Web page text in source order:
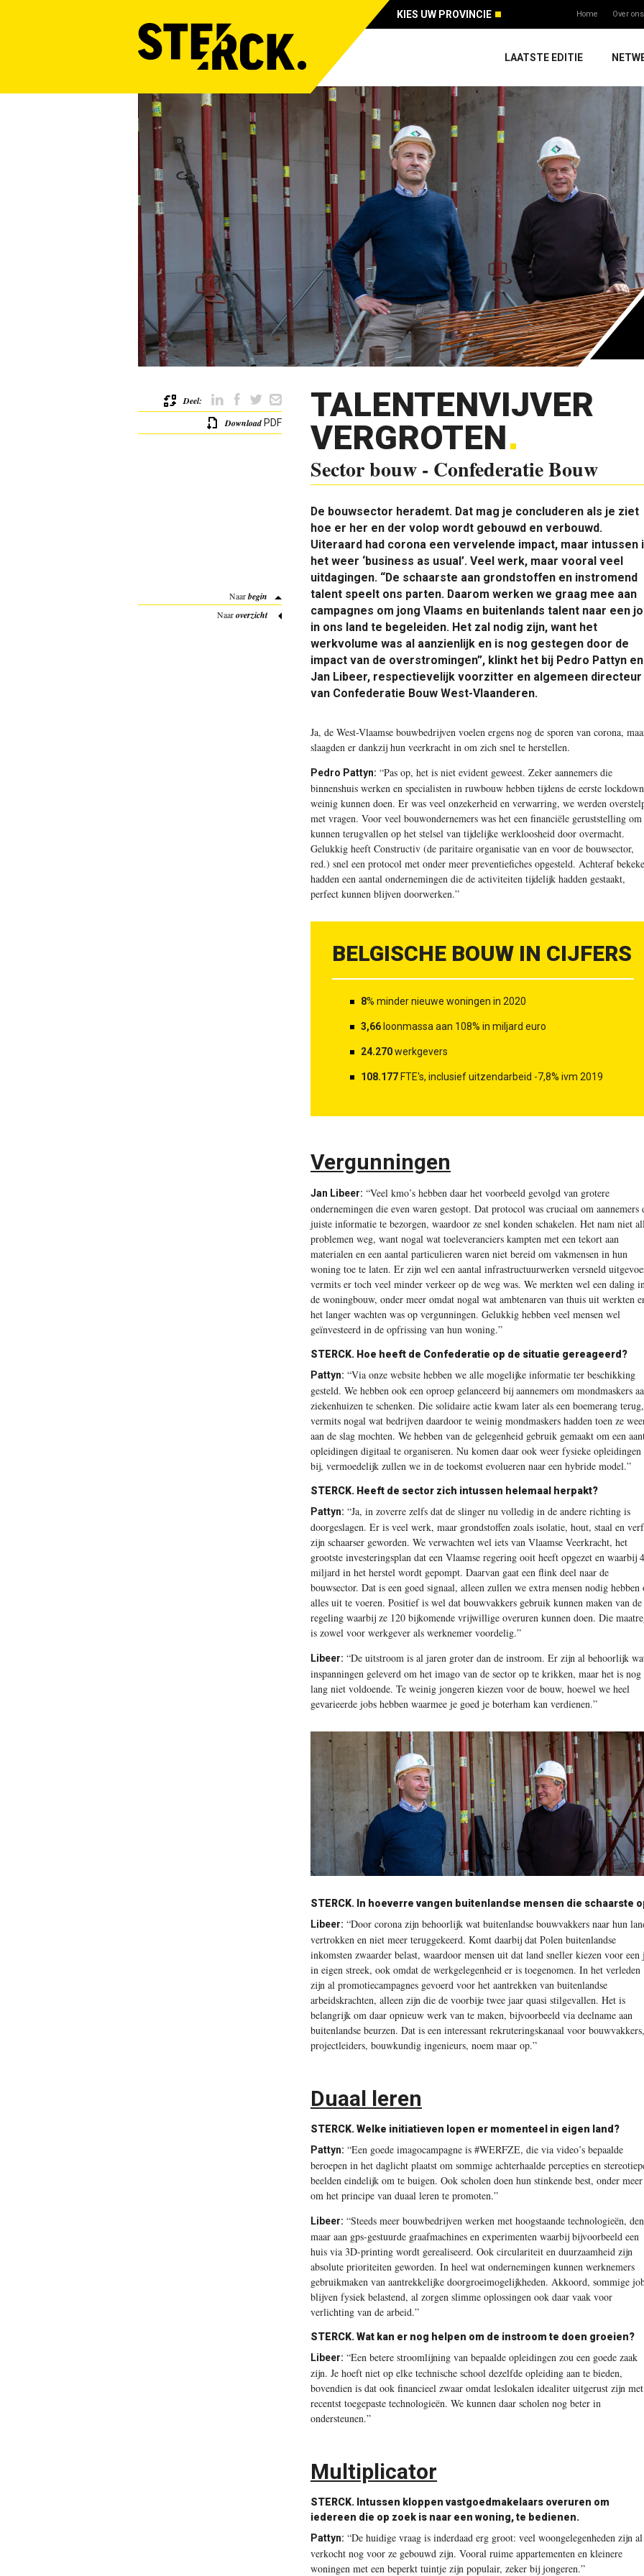
KIES UW PROVINCIE Home Over ons
LAATSTE EDITIE
TALENTENVIJVER
VERGROTEN
Sector bouw - Confederatie Bouw
De bouwsector herademt. Dat mag je concluderen als je ziet
hoe er her en der volop wordt gebouwd en verbouwd.
Uiteraard had corona een vervelende impact, maar intussen
het weer ‘business as usual’. Veel werk, maar vooral veel
uitdagingen. “De schaarste aan grondstoffen en instromend
talent speelt ons parten. Daarom werken we graag mee aan
campagnes om jong Vlaams en buitenlands talent naar een
in ons land te begeleiden. Het zal nodig zijn, want het
werkvolume was al aanzienlijk en is nog gestegen door de
impact van de overstromingen”, klinkt het bij Pedro Pattyn en
Jan Libeer, respectievelijk voorzitter en algemeen directeur
van Confederatie Bouw West-Vlaanderen.
Ja, de West-Vlaamse bouwbedrijven voelen ergens nog de sporen van corona,
slaagden er dankzij hun veerkracht in om zich snel te herstellen.
Pedro Pattyn: “Pas op, het is niet evident geweest. Zeker aannemers die
binnenshuis werken en specialisten in ruwbouw hebben tijdens de eerste lockdown
weinig kunnen doen. Er was veel onzekerheid en verwarring, we werden
met vragen. Voor veel bouwondernemers was het een financiële geruststelling
kunnen terugvallen op het stelsel van tijdelijke werkloosheid door overmacht.
Gelukkig heeft Constructiv (de paritaire organisatie van en voor de bouwsector,
red.) snel een protocol met onder meer preventiefiches opgesteld. Achteraf
hadden een aantal ondernemingen die de activiteiten tijdelijk hadden gestaakt,
perfect kunnen blijven doorwerken.”
BELGISCHE BOUW IN CIJFERS
8% minder nieuwe woningen in 2020
3,66 loonmassa aan 108% in miljard euro
24.270werkgevers
108.177 FTE's, inclusief uitzendarbeid -7,8% ivm 2019
Vergunningen
Jan Libeer: “Veel kmo’s hebben daar het voorbeeld gevolgd van grotere
ondernemingen die even waren gestopt. Dat protocol was cruciaal om aannemers
juiste informatie te bezorgen, waardoor ze snel konden schakelen. Het nam niet
problemen weg, want nogal wat toeleveranciers kampten met een tekort aan
materialen en een aantal particulieren waren niet bereid om vakmensen in hun
woning toe te laten. Er zijn wel een aantal infrastructuurwerken versneld
vermits er toch veel minder verkeer op de weg was. We merkten wel een daling
de woningbouw, onder meer omdat nogal wat ambtenaren van thuis uit werkten
het langer wachten was op vergunningen. Gelukkig hebben veel mensen wel
geïnvesteerd in de opfrissing van hun woning.”
STERCK. Hoe heeft de Confederatie op de situatie gereageerd?
Pattyn: “Via onze website hebben we alle mogelijke informatie ter beschikking
gesteld. We hebben ook een oproep gelanceerd bij aannemers om mondmaskers
ziekenhuizen te schenken. Die solidaire actie kwam later als een boemerang terug,
vermits nogal wat bedrijven daardoor te weinig mondmaskers hadden toen ze
aan de slag mochten. We hebben van de gelegenheid gebruik gemaakt om een
opleidingen digitaal te organiseren. Nu komen daar ook weer fysieke opleidingen
bij, vermoedelijk zullen we in de toekomst evolueren naar een hybride model.”
STERCK. Heeft de sector zich intussen helemaal herpakt?
Pattyn: “Ja, in zoverre zelfs dat de slinger nu volledig in de andere richting is
doorgeslagen. Er is veel werk, maar grondstoffen zoals isolatie, hout, staal en verf
zijn schaarser geworden. We verwachten wel iets van Vlaamse Veerkracht, het
grootste investeringsplan dat een Vlaamse regering ooit heeft opgezet en waarbij
miljard in het herstel wordt gepompt. Daarvan gaat een flink deel naar de
bouwsector. Dat is een goed signaal, alleen zullen we extra mensen nodig hebben
alles uit te voeren. Positief is wel dat bouwvakkers gebruik kunnen maken van de
regeling waarbij ze 120 bijkomende vrijwillige overuren kunnen doen. Die
is zowel voor werkgever als werknemer voordelig.”
Libeer: “De uitstroom is al jaren groter dan de instroom. Er zijn al behoorlijk
inspanningen geleverd om het imago van de sector op te krikken, maar het is nog
lang niet voldoende. Te weinig jongeren kiezen voor de bouw, hoewel we heel
gevarieerde jobs hebben waarmee je goed je boterham kan verdienen.”
STERCK. In hoeverre vangen buitenlandse mensen die schaarste
Libeer: “Door corona zijn behoorlijk wat buitenlandse bouwvakkers naar hun
vertrokken en niet meer teruggekeerd. Komt daarbij dat Polen buitenlandse
inkomsten zwaarder belast, waardoor mensen uit dat land sneller kiezen voor een
in eigen streek, ook omdat de werkgelegenheid er is toegenomen. In het verleden
zijn al promotiecampagnes gevoerd voor het aantrekken van buitenlandse
arbeidskrachten, alleen zijn die de voorbije twee jaar quasi stilgevallen. Het is
belangrijk om daar opnieuw werk van te maken, bijvoorbeeld via deelname aan
buitenlandse beurzen. Dat is een interessant rekruteringskanaal voor bouwvakkers,
projectleiders, bouwkundig ingenieurs, noem maar op.”
Duaal leren
STERCK. Welke initiatieven lopen er momenteel in eigen land?
Pattyn: “Een goede imagocampagne is #WERFZE, die via video’s bepaalde
beroepen in het daglicht plaatst om sommige achterhaalde percepties en
beelden eindelijk om te buigen. Ook scholen doen hun stinkende best, onder meer
om het principe van duaal leren te promoten.”
Libeer: “Steeds meer bouwbedrijven werken met hoogstaande technologieën,
maar aan gps-gestuurde graafmachines en experimenten waarbij bijvoorbeeld een
huis via 3D-printing wordt gerealiseerd. Ook circulariteit en duurzaamheid zijn
absolute prioriteiten geworden. In heel wat ondernemingen kunnen werknemers
gebruikmaken van aantrekkelijke doorgroeimogelijkheden. Akkoord, sommige
blijven fysiek belastend, al zorgen slimme oplossingen ook daar vaak voor
verlichting van de arbeid.”
STERCK. Wat kan er nog helpen om de instroom te doen groeien?
Libeer: “Een betere stroomlijning van bepaalde opleidingen zou een goede zaak
zijn. Je hoeft niet op elke technische school dezelfde opleiding aan te bieden,
bovendien is dat ook financieel zwaar omdat leslokalen idealiter uitgerust zijn
recentst toegepaste technologieën. We kunnen daar scholen nog beter in
ondersteunen.”
Multiplicator
STERCK. Intussen kloppen vastgoedmakelaars overuren om
iedereen die op zoek is naar een woning, te bedienen.
Pattyn: “De huidige vraag is inderdaad erg groot: veel woongelegenheden zijn al
verkocht nog voor ze gebouwd zijn. Vooral ruime appartementen en kleinere
woningen met een beperkt tuintje zijn populair, zeker bij jongeren.”
Deel:
DownloadPDF
Naarbegin
Naaroverzicht